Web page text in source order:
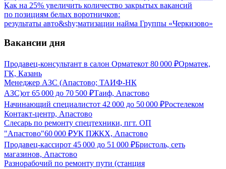
Как на 25% увеличить количество закрытых вакансий
по позициям белых воротничков:
результаты авто&shy;матизации найма Группы «Черкизово»
Вакансии дня
Продавец-консультант в салон Орматекот 80 000 ₽Орматек,
ГК, Казань
Менеджер АЗС (Апастово; ТАИФ-НК
АЗС)от 65 000 до 70 500 ₽Таиф, Апастово
Начинающий специалистот 42 000 до 50 000 ₽Ростелеком
Контакт-центр, Апастово
Слесарь по ремонту спецтехники, пгт. ОП
"Апастово"60 000 ₽УК ПЖКХ, Апастово
Продавец-кассирот 45 000 до 51 000 ₽Бристоль, сеть
магазинов, Апастово
Разнорабочий по ремонту пути (станция